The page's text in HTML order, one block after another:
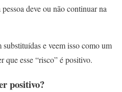
deve ou não continuar na
substituídas e veem isso como um
que esse “risco” é positivo.
positivo?